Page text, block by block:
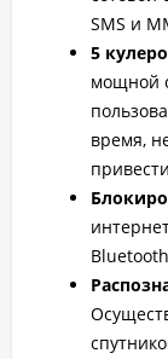
SMS и
5
мощной
время,